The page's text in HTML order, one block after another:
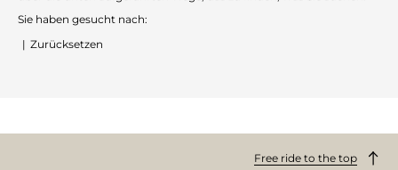
Sie haben gesucht nach:
| Zurücksetzen
Free ride to the top